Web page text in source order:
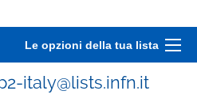
Le opzioni della tua lista
italy@lists.infn.it